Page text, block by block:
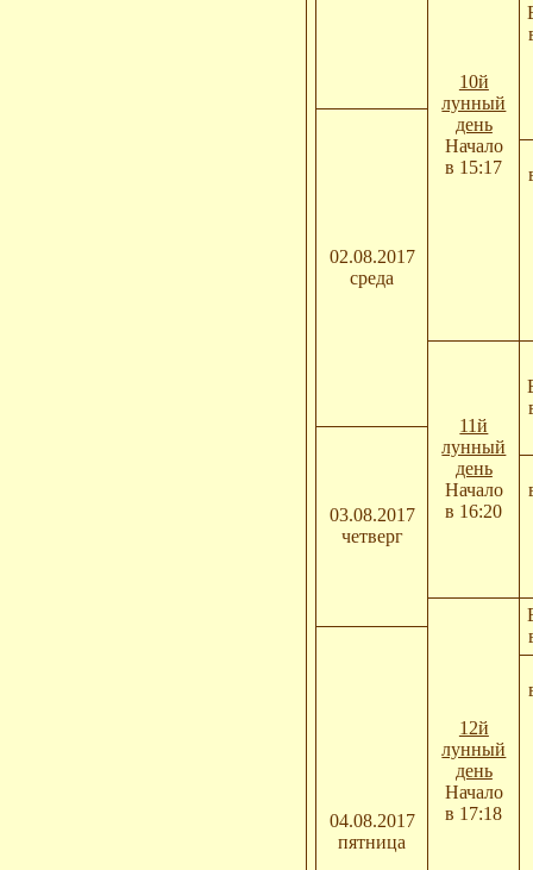
10й
лунный
день
Начало
в 15:17
02.08.2017
среда
11й
лунный
день
Начало
в 16:20
03.08.2017
четверг
12й
лунный
день
Начало
в 17:18
04.08.2017
пятница